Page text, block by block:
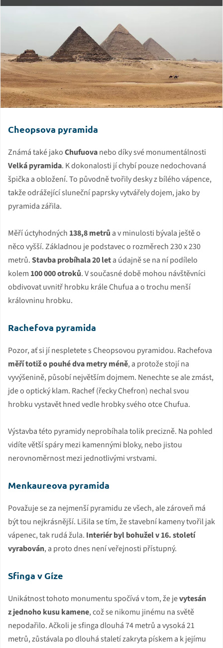
Cheopsova pyramida
Známá také jakoChufuovanebo díky své monumentálnosti
Velká pyramida. K dokonalosti jí chybí pouze nedochovaná
špička a obložení. To původně tvořily desky z bílého vápence,
takže odrážející sluneční paprsky vytvářely dojem, jako by
pyramida zářila.
Měří úctyhodných 138,8 metrů a v minulosti bývala ještě o
něco vyšší. Základnou je podstavec o rozměrech 230 x 230
metrů.Stavba probíhala 20 leta údajně se na ní podílelo
kolem 100 000 otroků. V současné době mohou návštěvníci
obdivovat uvnitř hrobku krále Chufua a o trochu menší
královninu hrobku.
Rachefova pyramida
Pozor, ať si jí nespletete s Cheopsovou pyramidou. Rachefova
měří totiž o pouhé dva metry méně, a protože stojí na
vyvýšenině, působí největším dojmem. Nenechte se ale zmást,
jde o optický klam. Rachef (řecky Chefron) nechal svou
hrobku vystavět hned vedle hrobky svého otce Chufua.
Výstavba této pyramidy neprobíhala tolik precizně. Na pohled
vidíte větší spáry mezi kamennými bloky, nebo jistou
nerovnoměrnost mezi jednotlivými vrstvami.
Menkaureova pyramida
Považuje se za nejmenší pyramidu ze všech, ale zároveň má
být tou nejkrásnější. Lišila se tím, že stavební kameny tvořil jak
vápenec, tak rudá žula. Interiér byl bohužel v 16. století
vyrabován, a proto dnes není veřejnosti přístupný.
Sfinga v Gíze
Unikátnost tohoto monumentu spočívá v tom, že jevytesán
z jednoho kusu kamene, což se nikomu jinému na světě
nepodařilo. Ačkoli je sfinga dlouhá 74 metrů a vysoká 21
metrů, zůstávala po dlouhá staletí zakryta pískem a k jejímu